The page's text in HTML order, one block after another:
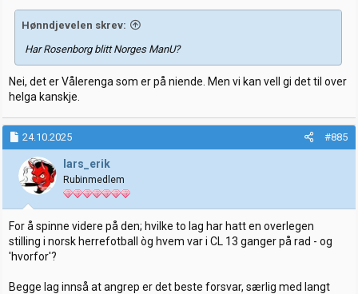
Hønndjevelen skrev:
Har Rosenborg blitt Norges ManU?
Nei, det er Vålerenga som er på niende. Men vi kan vell gi det til over
helga kanskje.
24.10.2025 #885
lars_erik
Rubinmedlem
For å spinne videre på den; hvilke to lag har hatt en overlegen
stilling i norsk herrefotball òg hvem var i CL 13 ganger på rad - og
'hvorfor'?
Begge lag innså at angrep er det beste forsvar, særlig med langt